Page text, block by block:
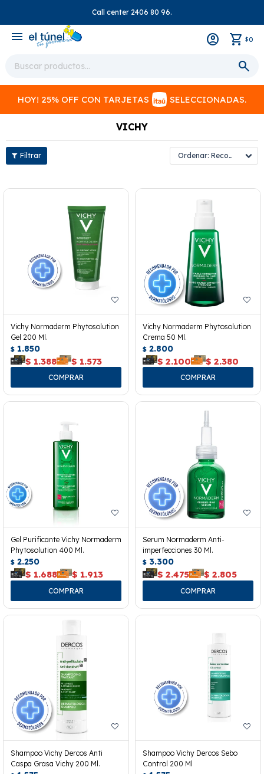
Call center 2406 80 96.
menu $0
HOY! 25% OFF CON TARJETAS SELECCIONADAS.
VICHY
Recomendados
Vichy Normaderm Phytosolution
Gel 200 Ml.
$ 1.850
$ 1.388 $ 1.573
Vichy Normaderm Phytosolution
Crema 50 Ml.
$ 2.800
$ 2.100 $ 2.380
Gel Purificante Vichy Normaderm
Phytosolution 400 Ml.
$ 2.250
$ 1.688 $ 1.913
Serum Normaderm Anti-
imperfecciones 30 Ml.
$ 3.300
$ 2.475 $ 2.805
Shampoo Vichy Dercos Anti
Caspa Grasa Vichy 200 Ml.
Shampoo Vichy Dercos Sebo
Control 200 Ml
close